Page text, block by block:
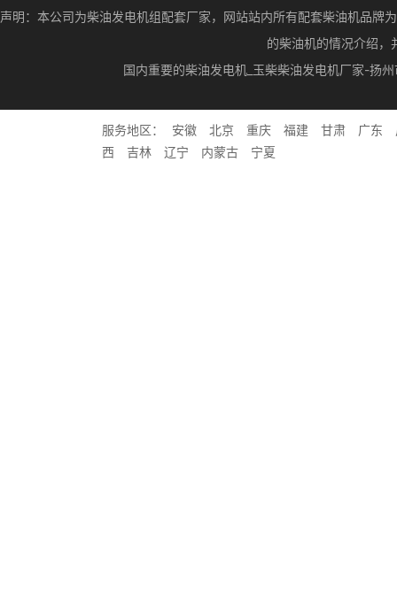
声明：本公司为柴油发电机组配套厂家，网站站内所有配套柴油机品牌
的柴油机的情况介绍，
国内重要的柴油发电机_玉柴柴油发电机厂家-扬
服务地区： 安徽 北京 重庆 福建 甘肃 广东
西
吉林 辽宁 内蒙古 宁夏